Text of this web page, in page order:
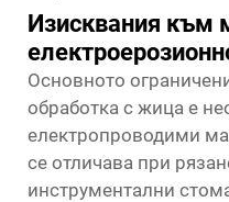
Изисквания към
Основното
обработка с жица е
електропроводими
се отличава при
инструментални